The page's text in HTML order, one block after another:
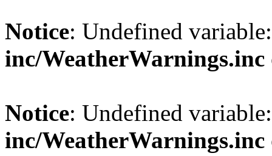
Notice: Undefined
inc/WeatherWarnings.inc
Notice: Undefined
inc/WeatherWarnings.inc